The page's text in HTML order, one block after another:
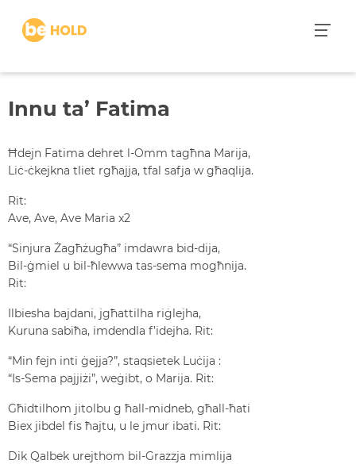
n
Innu ta’ Fatima
Ħdejn Fatima dehret l-Omm tagħna Marija,
Liċ-ċkejkna tliet rgħajja, tfal safja w għaqlija.
Rit:
Ave, Ave, Ave Maria x2
“Sinjura Żagħżugħa” imdawra bid-dija,
Bil-ġmiel u bil-ħlewwa tas-sema mogħnija.
Rit:
Ilbiesha bajdani, jgħattilha riġlejha,
Kuruna sabiħa, imdendla f’idejha. Rit:
“Min fejn inti ġejja?”, staqsietek Luċija :
“Is-Sema pajjiżi”, weġibt, o Marija. Rit:
Għidtilhom jitolbu g ħall-midneb, għall-ħati
Biex jibdel fis ħajtu, u le jmur ibati. Rit:
Dik Qalbek urejthom bil-Grazzja mimlija